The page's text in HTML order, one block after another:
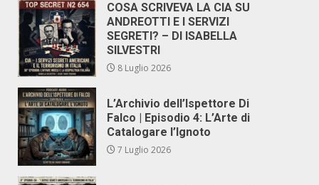
COSA SCRIVEVA LA CIA SU
ANDREOTTI E I SERVIZI
SEGRETI? – DI ISABELLA
SILVESTRI
8 Luglio 2026
L’Archivio dell’Ispettore Di
Falco | Episodio 4: L’Arte di
Catalogare l’Ignoto
7 Luglio 2026